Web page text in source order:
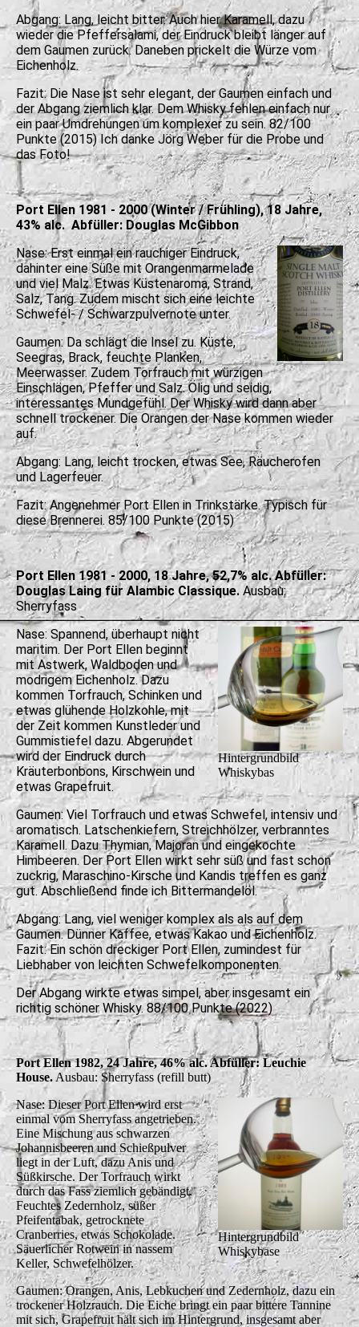
Abgang: Lang, leicht bitter. Auch hier Karamell, dazu
wieder die Pfeffersalami, der Eindruck bleibt länger auf
dem Gaumen zurück. Daneben prickelt die Würze vom
Eichenholz.
Fazit: Die Nase ist sehr elegant, der Gaumen einfach und
der Abgang ziemlich klar. Dem Whisky fehlen einfach nur
ein paar Umdrehungen um komplexer zu sein. 82/100
Punkte (2015)Ich danke Jörg Weber für die Probe und
das Foto!
Port Ellen 1981 - 2000 (Winter / Frühling), 18 Jahre,
43% alc. Abfüller: Douglas McGibbon
Nase: Erst einmal ein rauchiger Eindruck,
dahinter eine Süße mit Orangenmarmelade
und viel Malz. Etwas Küstenaroma, Strand,
Salz, Tang. Zudem mischt sich eine leichte
Schwefel- / Schwarzpulvernote unter.
Gaumen: Da schlägt die Insel zu. Küste,
Seegras, Brack, feuchte Planken,
Meerwasser. Zudem Torfrauch mit würzigen
Einschlägen, Pfeffer und Salz. Ölig und seidig,
interessantes Mundgefühl. Der Whisky wird dann aber
schnell trockener. Die Orangen der Nase kommen wieder
auf.
Abgang: Lang, leicht trocken, etwas See, Räucherofen
und Lagerfeuer.
Fazit: Angenehmer Port Ellen in Trinkstärke. Typisch für
diese Brennerei. 85/100 Punkte (2015)
Port Ellen 1981 - 2000, 18 Jahre, 52,7% alc. Abfüller:
Douglas Laing für Alambic Classique. Ausbau:
Sherryfass
Hintergrundbild
Whiskybas
Nase: Spannend, überhaupt nicht
maritim. Der Port Ellen beginnt
mit Astwerk, Waldboden und
modrigem Eichenholz. Dazu
kommen Torfrauch, Schinken und
etwas glühende Holzkohle, mit
der Zeit kommen Kunstleder und
Gummistiefel dazu. Abgerundet
wird der Eindruck durch
Kräuterbonbons, Kirschwein und
etwas Grapefruit.
Gaumen: Viel Torfrauch und etwas Schwefel, intensiv und
aromatisch. Latschenkiefern, Streichhölzer, verbranntes
Karamell. Dazu Thymian, Majoran und eingekochte
Himbeeren. Der Port Ellen wirkt sehr süß und fast schon
zuckrig, Maraschino-Kirsche und Kandis treffen es ganz
gut. Abschließend finde ich Bittermandelöl.
Abgang: Lang, viel weniger komplex als als auf dem
Gaumen. Dünner Kaffee, etwas Kakao und Eichenholz.
Fazit: Ein schön dreckiger Port Ellen, zumindest für
Liebhaber von leichten Schwefelkomponenten.
Der Abgang wirkte etwas simpel, aber insgesamt ein
richtig schöner Whisky. 88/100 Punkte (2022)
Port Ellen 1982, 24 Jahre, 46% alc. Abfüller: Leuchie
House. Ausbau: Sherryfass (refill butt)
Hintergrundbild
Whiskybase
Nase: Dieser Port Ellen wird erst
einmal vom Sherryfass angetrieben.
Eine Mischung aus schwarzen
Johannisbeeren und Schießpulver
liegt in der Luft, dazu Anis und
Süßkirsche. Der Torfrauch wirkt
durch das Fass ziemlich gebändigt.
Feuchtes Zedernholz, süßer
Pfeifentabak, getrocknete
Cranberries, etwas Schokolade.
Säuerlicher Rotwein in nassem
Keller, Schwefelhölzer.
Gaumen: Orangen, Anis, Lebkuchen und Zedernholz, dazu ein
trockener Holzrauch. Die Eiche bringt ein paar bittere Tannine
mit sich, Grapefruit hält sich im Hintergrund, insgesamt aber